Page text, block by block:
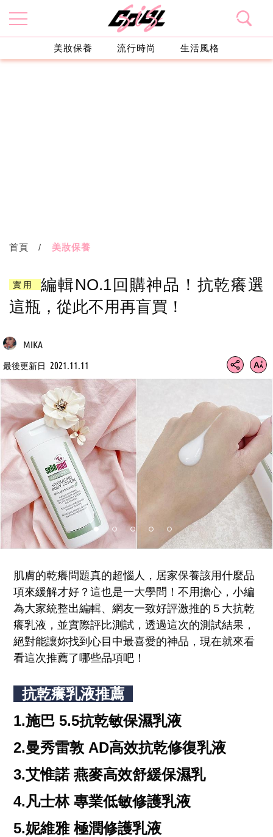
美妝保養 流行時尚 生活風格
首頁 美妝保養
實用
編輯NO.1回購神品！抗乾癢選
這瓶，從此不用再盲買！
MIKA
最後更新日 2021.11.11
肌膚的乾癢問題真的超惱人，居家保養該用什麼品
項來緩解才好？這也是一大學問！不用擔心，小編
為大家統整出編輯、網友一致好評激推的５大抗乾
癢乳液，並實際評比測試，透過這次的測試結果，
絕對能讓妳找到心目中最喜愛的神品，現在就來看
看這次推薦了哪些品項吧！
抗乾癢乳液推薦
1.施巴 5.5抗乾敏保濕乳液
2.曼秀雷敦 AD高效抗乾修復乳液
3.艾惟諾 燕麥高效舒緩保濕乳
4.凡士林 專業低敏修護乳液
5.妮維雅 極潤修護乳液